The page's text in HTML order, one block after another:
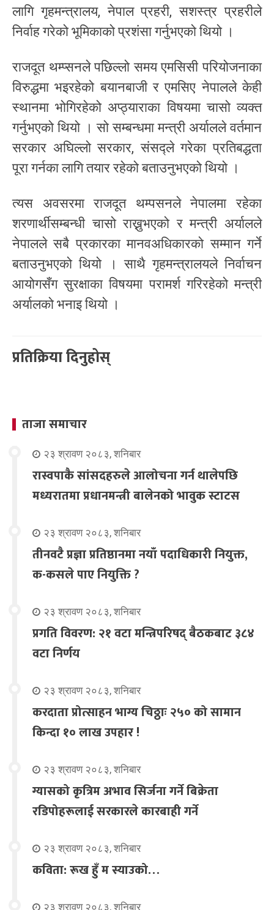
लागि गृहमन्त्रालय, नेपाल प्रहरी, सशस्त्र प्रहरीले
निर्वाह गरेको भूमिकाको प्रशंसा गर्नुभएको थियो ।
राजदूत थम्प्सनले पछिल्लो समय एमसिसी परियोजनाका
विरुद्धमा भइरहेको बयानबाजी र एमसिए नेपालले केही
स्थानमा भोगिरहेको अप्ठ्याराका विषयमा चासो व्यक्त
गर्नुभएको थियो । सो सम्बन्धमा मन्त्री अर्यालले वर्तमान
सरकार अघिल्लो सरकार, संसद्ले गरेका प्रतिबद्धता
पूरा गर्नका लागि तयार रहेको बताउनुभएको थियो ।
त्यस अवसरमा राजदूत थम्पसनले नेपालमा रहेका
शरणार्थीसम्बन्धी चासो राख्नुभएको र मन्त्री अर्यालले
नेपालले सबै प्रकारका मानवअधिकारको सम्मान गर्ने
बताउनुभएको थियो । साथै गृहमन्त्रालयले निर्वाचन
आयोगसँग सुरक्षाका विषयमा परामर्श गरिरहेको मन्त्री
अर्यालको भनाइ थियो ।
प्रतिक्रिया दिनुहोस्
ताजा समाचार
२३ श्रावण २०८३, शनिबार
रास्वपाकै सांसदहरुले आलोचना गर्न थालेपछि
मध्यरातमा प्रधानमन्त्री बालेनको भावुक स्टाटस
२३ श्रावण २०८३, शनिबार
तीनवटै प्रज्ञा प्रतिष्ठानमा नयाँ पदाधिकारी नियुक्त,
क-कसले पाए नियुक्ति ?
२३ श्रावण २०८३, शनिबार
प्रगति विवरण: २१ वटा मन्त्रिपरिषद् बैठकबाट ३८४
वटा निर्णय
२३ श्रावण २०८३, शनिबार
करदाता प्रोत्साहन भाग्य चिठ्ठाः २५० को सामान
किन्दा १० लाख उपहार !
२३ श्रावण २०८३, शनिबार
ग्यासको कृत्रिम अभाव सिर्जना गर्ने बिक्रेता
रडिपोहरूलाई सरकारले कारबाही गर्ने
२३ श्रावण २०८३, शनिबार
कविता: रूख हुँ म स्याउको…
२३ श्रावण २०८३, शनिबार